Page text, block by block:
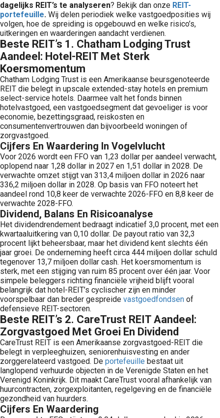
dagelijks REIT’s te analyseren? Bekijk dan onze REIT-
portefeuille. Wij delen periodiek welke vastgoedposities wij
volgen, hoe de spreiding is opgebouwd en welke risico’s,
uitkeringen en waarderingen aandacht verdienen.
Beste REIT’s 1. Chatham Lodging Trust
Aandeel: Hotel-REIT Met Sterk
Koersmomentum
Chatham Lodging Trust is een Amerikaanse beursgenoteerde
REIT die belegt in upscale extended-stay hotels en premium
select-service hotels. Daarmee valt het fonds binnen
hotelvastgoed, een vastgoedsegment dat gevoeliger is voor
economie, bezettingsgraad, reiskosten en
consumentenvertrouwen dan bijvoorbeeld woningen of
zorgvastgoed.
Cijfers En Waardering In Vogelvlucht
Voor 2026 wordt een FFO van 1,23 dollar per aandeel verwacht,
oplopend naar 1,28 dollar in 2027 en 1,51 dollar in 2028. De
verwachte omzet stijgt van 313,4 miljoen dollar in 2026 naar
336,2 miljoen dollar in 2028. Op basis van FFO noteert het
aandeel rond 10,8 keer de verwachte 2026-FFO en 8,8 keer de
verwachte 2028-FFO.
Dividend, Balans En Risicoanalyse
Het dividendrendement bedraagt indicatief 3,0 procent, met een
kwartaaluitkering van 0,10 dollar. De payout ratio van 32,3
procent lijkt beheersbaar, maar het dividend kent slechts één
jaar groei. De onderneming heeft circa 444 miljoen dollar schuld
tegenover 13,7 miljoen dollar cash. Het koersmomentum is
sterk, met een stijging van ruim 85 procent over één jaar. Voor
simpele beleggers richting financiële vrijheid blijft vooral
belangrijk dat hotel-REIT’s cyclischer zijn en minder
voorspelbaar dan breder gespreide vastgoedfondsen of
defensieve REIT-sectoren.
Beste REIT’s 2. CareTrust REIT Aandeel:
Zorgvastgoed Met Groei En Dividend
CareTrust REIT is een Amerikaanse zorgvastgoed-REIT die
belegt in verpleeghuizen, seniorenhuisvesting en ander
zorggerelateerd vastgoed. De portefeuille bestaat uit
langlopend verhuurde objecten in de Verenigde Staten en het
Verenigd Koninkrijk. Dit maakt CareTrust vooral afhankelijk van
huurcontracten, zorgexploitanten, regelgeving en de financiële
gezondheid van huurders.
Cijfers En Waardering